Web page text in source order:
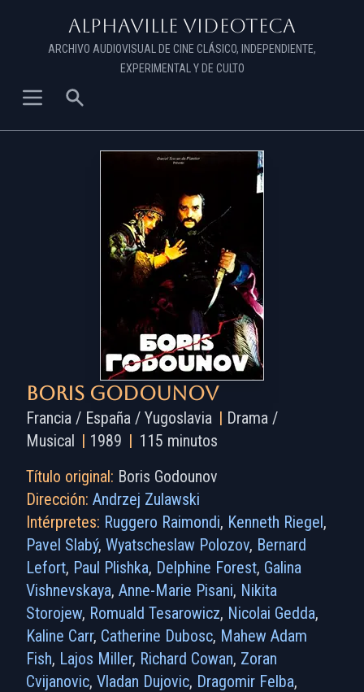
Alphaville Videoteca
ARCHIVO AUDIOVISUAL DE CINE CLÁSICO, INDEPENDIENTE,
EXPERIMENTAL Y DE CULTO
Boris Godounov
Francia / España / Yugoslavia | Drama /
Musical | 1989 | 115 minutos
Título original: Boris Godounov
Dirección: Andrzej Zulawski
Intérpretes: Ruggero Raimondi, Kenneth Riegel,
Pavel Slabý, Wyatscheslaw Polozov, Bernard
Lefort, Paul Plishka, Delphine Forest, Galina
Vishnevskaya, Anne-Marie Pisani, Nikita
Storojew, Romuald Tesarowicz, Nicolai Gedda,
Kaline Carr, Catherine Dubosc, Mahew Adam
Fish, Lajos Miller, Richard Cowan, Zoran
Cvijanovic, Vladan Dujovic, Dragomir Felba,